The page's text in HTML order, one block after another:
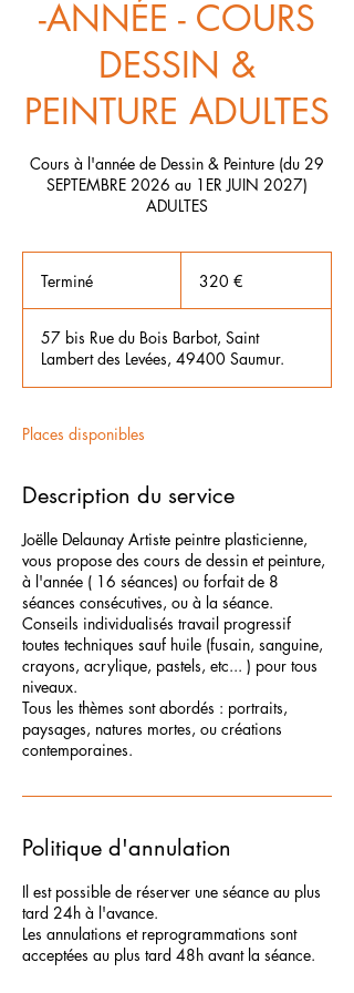
-ANNÉE - COURS
DESSIN &
PEINTURE ADULTES
Cours à l'année de Dessin & Peinture (du 29
SEPTEMBRE 2026 au 1ER JUIN 2027)
ADULTES
Terminé
m
n
320 €
57 bis Rue du Bois Barbot, Saint
Lambert des Levées, 49400 Saumur.
Places disponibles
Description du service
Joëlle Delaunay Artiste peintre plasticienne,
vous propose des cours de dessin et peinture,
à l'année ( 16 séances) ou forfait de 8
séances consécutives, ou à la séance.
Conseils individualisés travail progressif
toutes techniques sauf huile (fusain, sanguine,
crayons, acrylique, pastels, etc... ) pour tous
niveaux.
Tous les thèmes sont abordés : portraits,
paysages, natures mortes, ou créations
contemporaines.
Politique d'annulation
Il est possible de réserver une séance au plus
tard 24h à l'avance.
Les annulations et reprogrammations sont